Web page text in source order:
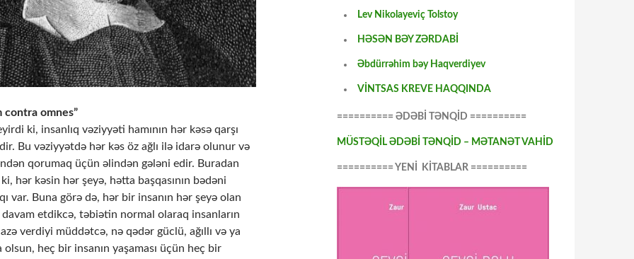
contra omnes”
ki, insanlıq vəziyyəti hamının hər kəsə qarşı
Bu vəziyyətdə hər kəs öz ağlı ilə idarə olunur və
qorumaq üçün əlindən gələni edir. Buradan
ki, hər kəsin hər şeyə, hətta başqasının bədəni
var. Buna görə də, hər bir insanın hər şeyə olan
etdikcə, təbiətin normal olaraq insanların
verdiyi müddətcə, nə qədər güclü, ağıllı və ya
olsun, heç bir insanın yaşaması üçün heç bir
Lev Nikolayeviç Tolstoy
HƏSƏN BƏY ZƏRDABİ
Əbdürrəhim bəy Haqverdiyev
VİNTSAS KREVE HAQQINDA
========== ƏDƏBİ TƏNQİD ==========
MÜSTƏQİL ƏDƏBİ TƏNQİD – MƏTANƏT VAHİD
========== YENİ KİTABLAR ==========